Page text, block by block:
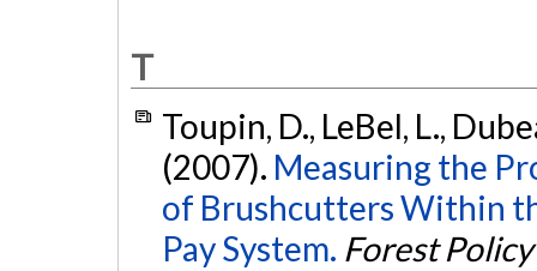
T
Toupin, D., LeBel, L.,
(2007). Measuring the
of Brushcutters Within
Pay System. Forest